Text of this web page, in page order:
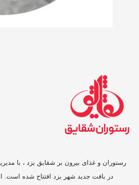
در بافت جدید شهر یزد افتتاح شده است.